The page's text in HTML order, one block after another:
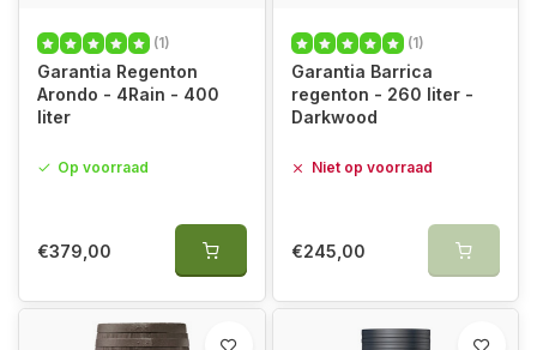
(1)
Garantia Regenton
Arondo - 4Rain - 400
liter
Op voorraad
€379,00
(1)
Garantia Barrica
regenton - 260 liter -
Darkwood
Niet op voorraad
€245,00